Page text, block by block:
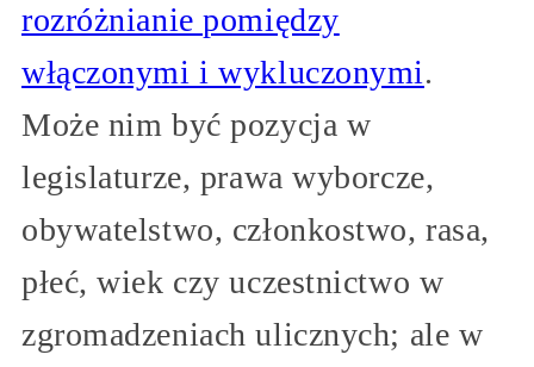
rozróżnianie pomiędzy
włączonymi i wykluczonymi.
Może nim być pozycja w
legislaturze, prawa wyborcze,
obywatelstwo, członkostwo, rasa,
płeć, wiek czy uczestnictwo w
zgromadzeniach ulicznych; ale w